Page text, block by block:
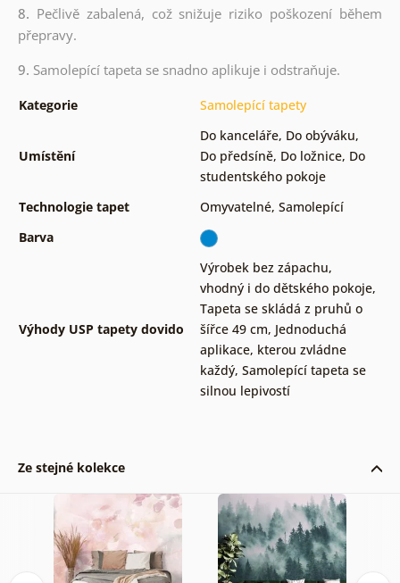
8. Pečlivě zabalená, což snižuje riziko poškození během
přepravy.
9. Samolepící tapeta se snadno aplikuje i odstraňuje.
Kategorie Samolepící tapety
Umístění
Do kanceláře, Do obýváku,
Do předsíně, Do ložnice, Do
studentského pokoje
Technologie tapet
Omyvatelné, Samolepící
Barva
Výhody USP tapety dovido
Výrobek bez zápachu,
vhodný i do dětského pokoje,
Tapeta se skládá z pruhů o
šířce 49 cm, Jednoduchá
aplikace, kterou zvládne
každý, Samolepící tapeta se
silnou lepivostí
Ze stejné kolekce